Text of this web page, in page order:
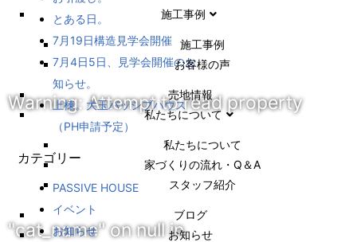
施工事例
施⼯事例
お客様の声
売地情報
私たちについて
私たちについて
家づくりの流れ・Q＆A
スタッフ紹介
ブログ
お知らせ
Warning: Attempt to read property
"cat_name" on null in
とある日。
7月19日構造見学会開催
7月4日5日、見学会開催のお
知らせ。
上棟。大玉パッシブハウス
（PH申請予定）
カテゴリー
PASSIVE HOUSE
イベント
お知らせ